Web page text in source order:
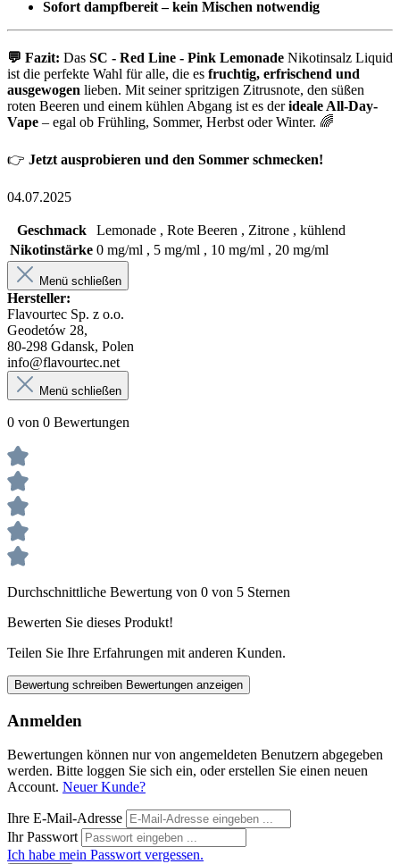
Sofort dampfbereit – kein Mischen notwendig
💬 Fazit: Das SC - Red Line - Pink Lemonade Nikotinsalz Liquid
ist die perfekte Wahl für alle, die es fruchtig, erfrischend und
ausgewogen lieben. Mit seiner spritzigen Zitrusnote, den süßen
roten Beeren und einem kühlen Abgang ist es derideale All-Day-
Vape – egal ob Frühling, Sommer, Herbst oder Winter. 🌈
👉 Jetzt ausprobieren und den Sommer schmecken!
04.07.2025
Geschmack
Lemonade , Rote Beeren , Zitrone , kühlend
Nikotinstärke 0 mg/ml , 5 mg/ml , 10 mg/ml , 20 mg/ml
Menü schließen
Hersteller:
Flavourtec Sp. z o.o.
Geodetów 28,
80-298 Gdansk, Polen
info@flavourtec.net
Menü schließen
0 von 0 Bewertungen
Durchschnittliche Bewertung von 0 von 5 Sternen
Bewerten Sie dieses Produkt!
Teilen Sie Ihre Erfahrungen mit anderen Kunden.
Bewertung schreiben Bewertungen anzeigen
Anmelden
Bewertungen können nur von angemeldeten Benutzern abgegeben
werden. Bitte loggen Sie sich ein, oder erstellen Sie einen neuen
Account. Neuer Kunde?
Ihre E-Mail-Adresse
Ihr Passwort
Ich habe mein Passwort vergessen.